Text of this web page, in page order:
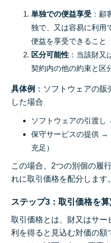
単独での便益享受 ：顧
独で、又は容易に利用
便益を享受できること
区分可能性 ：当該財又
契約内の他の約束と区
具体例 ：ソフトウェアの
した場合
ソフトウェアの引渡し
保守サービスの提供 →
充足）
この場合、2つの別個の履
れに取引価格を配分します。
ステップ3：取引価格を
取引価格とは、財又はサ
利を得ると見込む対価の額